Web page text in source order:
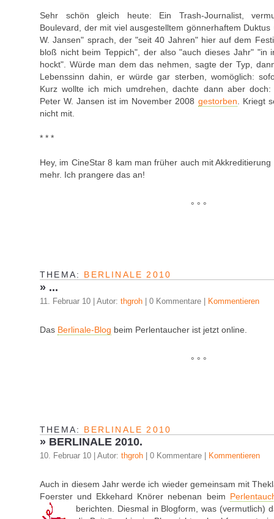
Sehr schön gleich heute: Ein Trash-Journalist,
Boulevard, der mit viel ausgestelltem gönnerhaftem
W. Jansen" sprach, der "seit 40 Jahren" hier auf dem
bloß nicht beim Teppich", der also "auch dieses Jahr" "in
hockt". Würde man dem das nehmen, sagte der Typ,
Lebenssinn dahin, er würde gar sterben, womöglich:
Kurz wollte ich mich umdrehen, dachte dann aber
Peter W. Jansen ist im November 2008 gestorben. Kriegt
nicht mit.
* * *
Hey, im CineStar 8 kam man früher auch mit
mehr. Ich prangere das an!
° ° °
THEMA: BERLINALE 2010
» ...
11. Februar 10 | Autor: thgroh | 0 Kommentare | Kommentieren
Das Berlinale-Blog beim Perlentaucher ist jetzt online.
° ° °
THEMA: BERLINALE 2010
» BERLINALE 2010.
10. Februar 10 | Autor: thgroh | 0 Kommentare | Kommentieren
Auch in diesem Jahr werde ich wieder gemeinsam mit
Foerster und Ekkehard Knörer nebenan beim
berichten. Diesmal in Blogform, was (vermutlich)